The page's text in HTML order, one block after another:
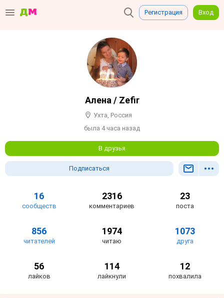
Регистрация Вход
Алена / Zefir
Ухта, Россия
была 4 часа назад
В друзья
Подписаться
16
сообществ
2316
комментариев
23
поста
856
читателей
1974
читаю
1073
друга
56
лайков
114
лайкнули
12
похвалила